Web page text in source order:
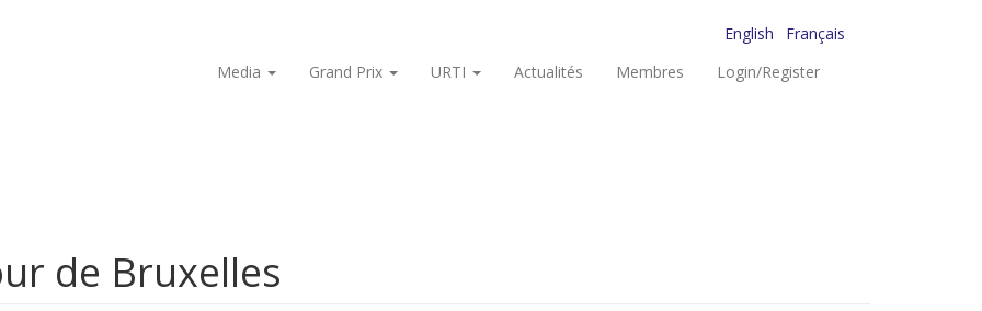
English
Français
Media
Grand Prix URTI Actualités Membres Login/Register
de Bruxelles